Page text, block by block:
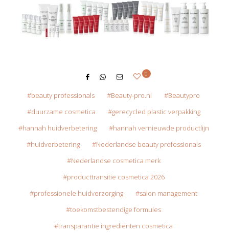
0
beauty professionals Beauty-pro.nl
Beautypro
duurzame cosmetica
gerecycled plastic verpakking
hannah huidverbetering
hannah vernieuwde productlijn
huidverbetering
Nederlandse beauty professionals
Nederlandse cosmetica merk
producttransitie cosmetica 2026
professionele huidverzorging
salon management
toekomstbestendige formules
transparantie ingrediënten cosmetica